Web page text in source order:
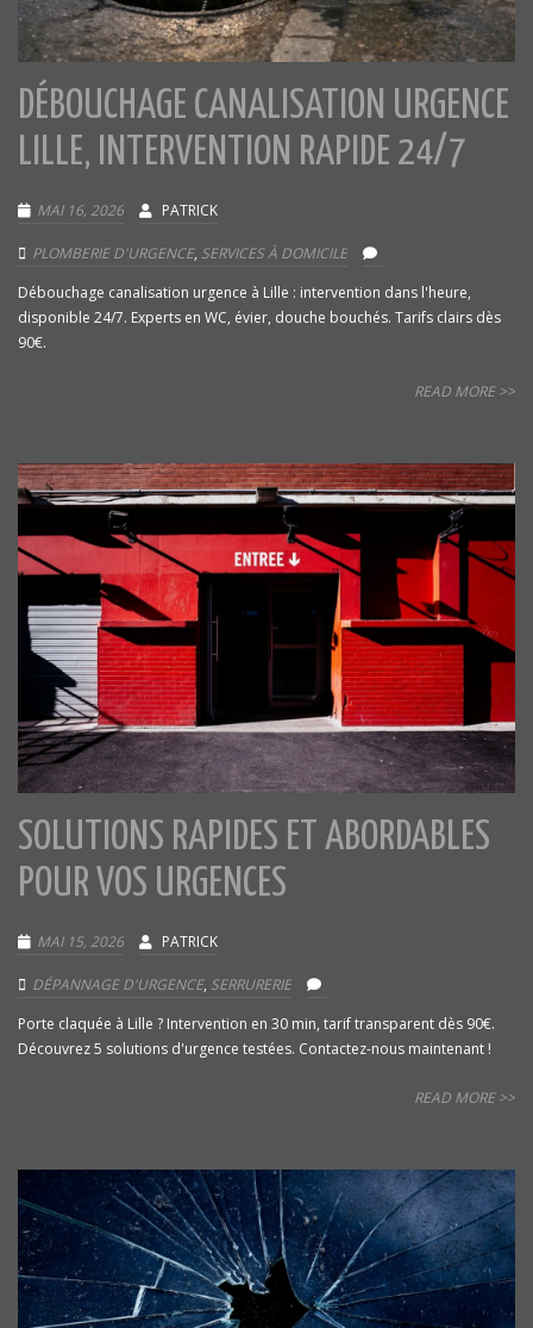
DÉBOUCHAGE CANALISATION URGENCE
LILLE, INTERVENTION RAPIDE 24/7
MAI 16, 2026 PATRICK
PLOMBERIE D'URGENCE, SERVICES À DOMICILE
Débouchage canalisation urgence à Lille : intervention dans l'heure,
disponible 24/7. Experts en WC, évier, douche bouchés. Tarifs clairs dès
90€.
READ MORE >>
SOLUTIONS RAPIDES ET ABORDABLES
POUR VOS URGENCES
MAI 15, 2026 PATRICK
DÉPANNAGE D'URGENCE, SERRURERIE
Porte claquée à Lille ? Intervention en 30 min, tarif transparent dès 90€.
Découvrez 5 solutions d'urgence testées. Contactez-nous maintenant !
READ MORE >>